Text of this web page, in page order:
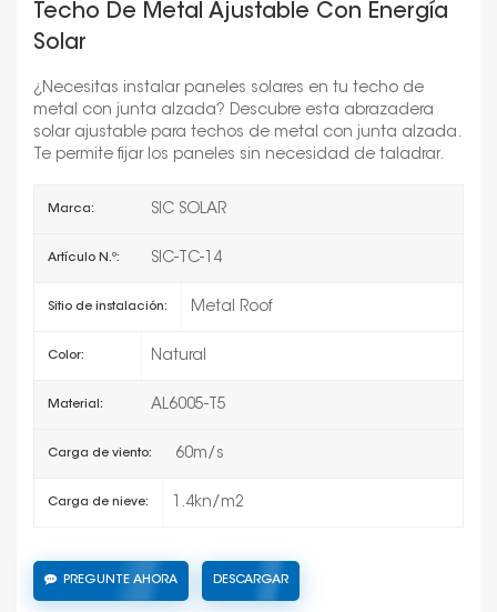
Techo De Metal Ajustable Con Energía
Solar
¿Necesitas instalar paneles solares en tu techo de
metal con junta alzada? Descubre esta abrazadera
solar ajustable para techos de metal con junta alzada.
Te permite fijar los paneles sin necesidad de taladrar.
Marca: SIC SOLAR
Artículo N.º: SIC-TC-14
Sitio de instalación: Metal Roof
Color: Natural
Material: AL6005-T5
Carga de viento: 60m/s
Carga de nieve: 1.4kn/m2
PREGUNTE AHORA DESCARGAR